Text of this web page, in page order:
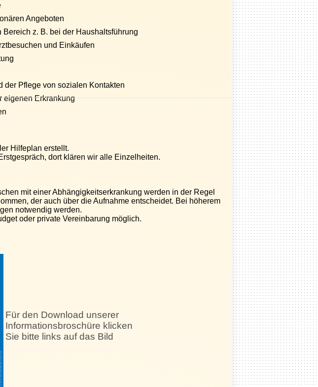
Angeboten
Bereich z. B. bei der Haushaltsführung
und Einkäufen
der Pflege von sozialen Kontakten
eigenen Erkrankung
Hilfeplan erstellt.
dort klären wir alle Einzelheiten.
mit einer Abhängigkeitserkrankung werden in der Regel
der auch über die Aufnahme entscheidet. Bei höherem
notwendig werden.
oder private Vereinbarung möglich.
Für den Download unserer
Informationsbroschüre klicken
Sie bitte links auf das Bild